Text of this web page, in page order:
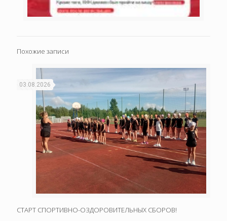
Похожие записи
03.08.2026
СТАРТ СПОРТИВНО-ОЗДОРОВИТЕЛЬНЫХ СБОРОВ!